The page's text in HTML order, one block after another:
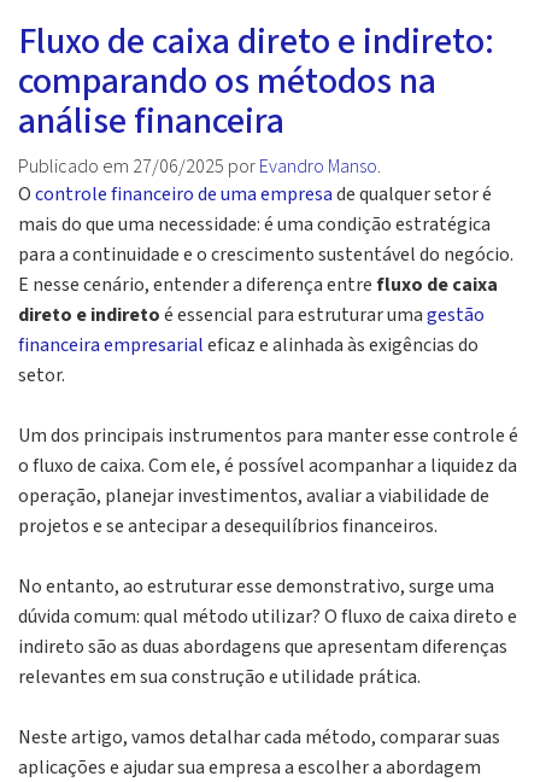
Fluxo de caixa direto e indireto:
comparando os métodos na
análise financeira
Publicado em 27/06/2025 porEvandro Manso.
Ocontrole financeiro de uma empresade qualquer setor é
mais do que uma necessidade: é uma condição estratégica
para a continuidade e o crescimento sustentável do negócio.
E nesse cenário, entender a diferença entrefluxo de caixa
direto e indiretoé essencial para estruturar umagestão
financeira empresarialeficaz e alinhada às exigências do
setor.
Um dos principais instrumentos para manter esse controle é
o fluxo de caixa. Com ele, é possível acompanhar a liquidez da
operação, planejar investimentos, avaliar a viabilidade de
projetos e se antecipar a desequilíbrios financeiros.
No entanto, ao estruturar esse demonstrativo, surge uma
dúvida comum: qual método utilizar? O fluxo de caixa direto e
indireto são as duas abordagens que apresentam diferenças
relevantes em sua construção e utilidade prática.
Neste artigo, vamos detalhar cada método, comparar suas
aplicações e ajudar sua empresa a escolher a abordagem